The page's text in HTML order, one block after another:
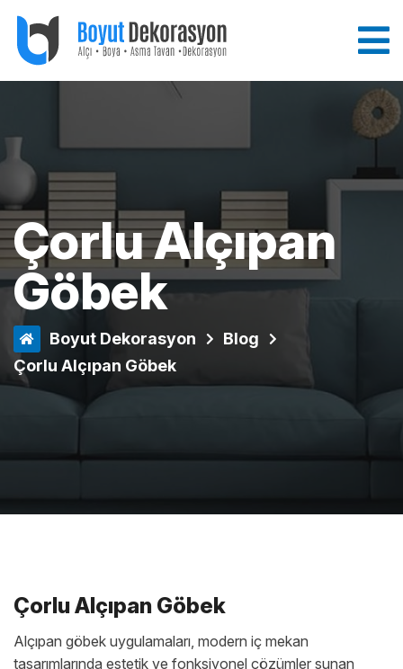
Çorlu Alçıpan
Göbek
Boyut Dekorasyon
Blog
Çorlu Alçıpan Göbek
Çorlu Alçıpan Göbek
Alçıpan göbek uygulamaları, modern iç mekan
tasarımlarında estetik ve fonksiyonel çözümler sunan